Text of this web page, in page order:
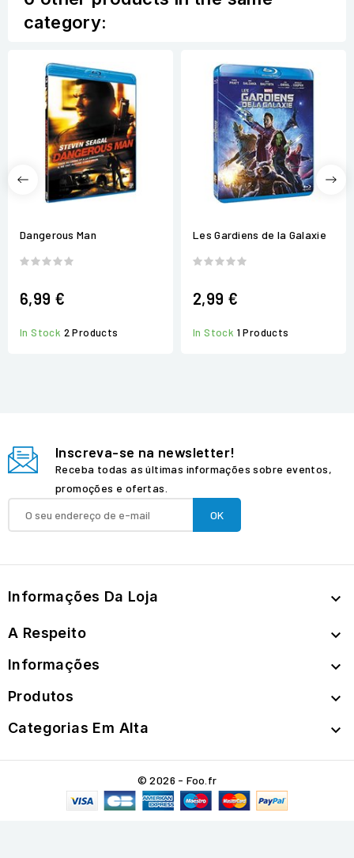
category:
Dangerous Man
6,99 €
In Stock 2 Products
Les Gardiens de la Galaxie
2,99 €
In Stock 1 Products
Inscreva-se na newsletter!
Receba todas as últimas informações sobre eventos,
promoções e ofertas.
Informações Da Loja 
A Respeito 
Informações 
Produtos 
Categorias Em Alta 
© 2026 - Foo.fr